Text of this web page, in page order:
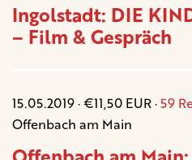
Ingolstadt: DIE
– Film & Gespräch
15.05.2019 · €11,50 EUR ·59
Offenbach am Main